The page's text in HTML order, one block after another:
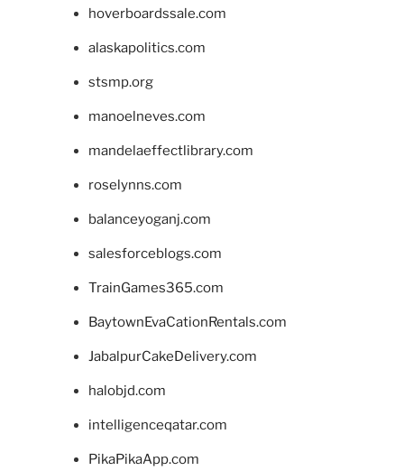
hoverboardssale.com
alaskapolitics.com
stsmp.org
manoelneves.com
mandelaeffectlibrary.com
roselynns.com
balanceyoganj.com
salesforceblogs.com
TrainGames365.com
BaytownEvaCationRentals.com
JabalpurCakeDelivery.com
halobjd.com
intelligenceqatar.com
PikaPikaApp.com